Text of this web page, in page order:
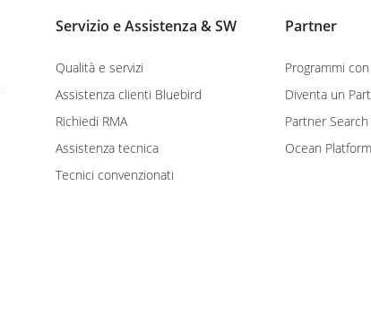
Servizio e Assistenza & SW
Qualità e servizi
Assistenza clienti Bluebird
Richiedi RMA
Assistenza tecnica
Tecnici convenzionati
Partner
Programmi
Diventa un
Partner Search
Ocean Platform